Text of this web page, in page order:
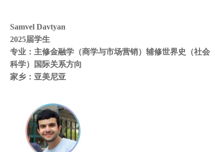
Samvel Davtyan
2025届学生
专业：主修金融学（商学与市场营销）辅修世界史（社会
科学）国际关系方向
家乡：亚美尼亚